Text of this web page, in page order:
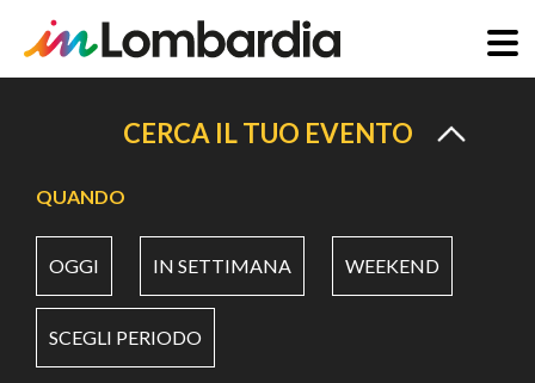
principale
CERCA IL TUO EVENTO
QUANDO
OGGI IN SETTIMANA WEEKEND
SCEGLI PERIODO